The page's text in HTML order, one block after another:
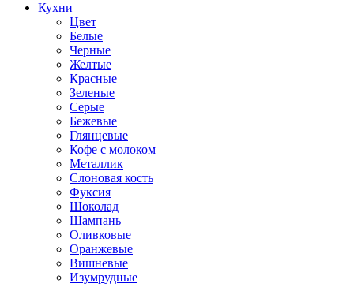
Кухни
Цвет
Белые
Черные
Желтые
Красные
Зеленые
Серые
Бежевые
Глянцевые
Кофе с молоком
Металлик
Слоновая кость
Фуксия
Шоколад
Шампань
Оливковые
Оранжевые
Вишневые
Изумрудные